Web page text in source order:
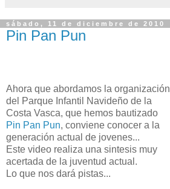
sábado, 11 de diciembre de 2010
Pin Pan Pun
Ahora que abordamos la organización
del Parque Infantil Navideño de la
Costa Vasca, que hemos bautizado
Pin Pan Pun, conviene conocer a la
generación actual de jovenes...
Este video realiza una sintesis muy
acertada de la juventud actual.
Lo que nos dará pistas...